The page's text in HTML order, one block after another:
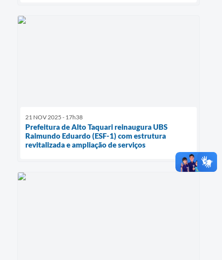
21 NOV 2025 - 17h38
Prefeitura de Alto Taquari reinaugura UBS
Raimundo Eduardo (ESF-1) com estrutura
revitalizada e ampliação de serviços